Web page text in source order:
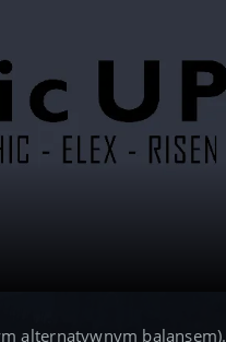
alternatywnym balansem).